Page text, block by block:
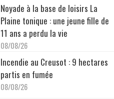
Noyade à la base de loisirs La
Plaine tonique : une jeune fille de
11 ans a perdu la vie
08/08/26
Incendie au Creusot : 9 hectares
partis en fumée
08/08/26